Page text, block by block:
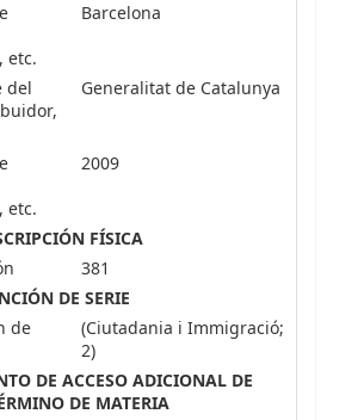
etc.
Barcelona
del
Generalitat de Catalunya
etc.
2009
FÍSICA
381
DE SERIE
de
(Ciutadania i Immigració;
2)
DE ACCESO ADICIONAL DE
DE MATERIA